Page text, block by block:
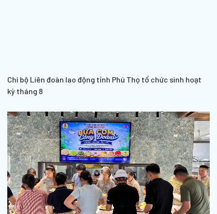
Chi bộ Liên đoàn lao động tỉnh Phú Thọ tổ chức sinh hoạt
kỳ tháng 8